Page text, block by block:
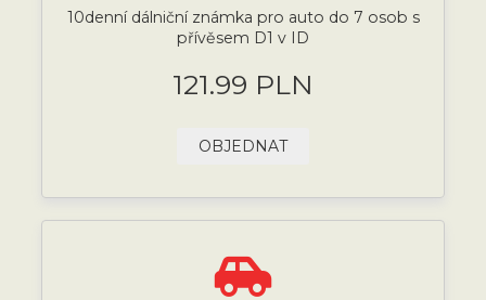
10denní dálniční známka pro auto do 7 osob s
přívěsem D1 v ID
121.99 PLN
OBJEDNAT